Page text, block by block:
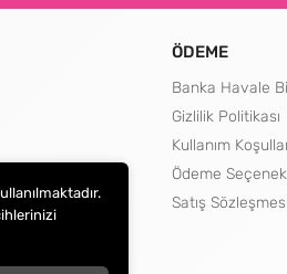
ÖDEME
Banka Havale
Gizlilik Politikası
Kullanım
Ödeme
Satış Sözleşmesi